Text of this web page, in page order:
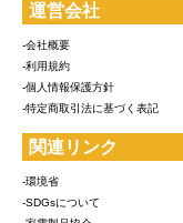
運営会社
-会社概要
-利用規約
-個人情報保護方針
-特定商取引法に基づく表記
関連リンク
-環境省
-SDGsについて